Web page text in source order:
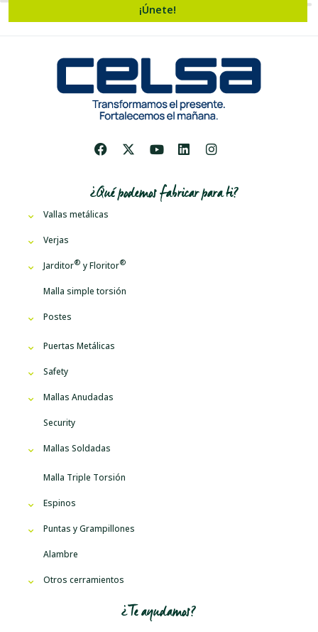
¡Únete!
¿Qué podemos fabricar para ti?
Vallas metálicas
Verjas
Jarditor yFloritor
Malla simple torsión
Postes
Puertas Metálicas
Safety
Mallas Anudadas
Security
Mallas Soldadas
Malla Triple Torsión
Espinos
Puntas y Grampillones
Alambre
Otros cerramientos
¿Te ayudamos?